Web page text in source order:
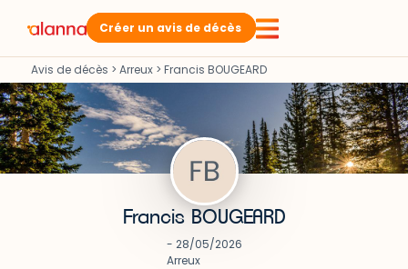
Créer un avis de décès
Avis de décès > Arreux > Francis BOUGEARD
Francis BOUGEARD
- 28/05/2026
Arreux